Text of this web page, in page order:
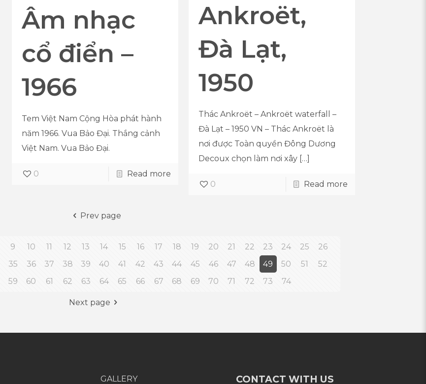
Ankroët,
Đà Lạt,
1950
Thác Ankroët – Ankroët waterfall –
Đà Lạt – 1950 VN – Thác Ankroët là
nơi được Toàn quyền Đông Dương
Decoux chọn làm nơi xây […]
0 Read more
Âm nhạc
cổ điển –
1966
Tem Việt Nam Cộng Hòa phát hành
năm 1966. Vua Bảo Đại. Thắng cảnh
Việt Nam. Vua Bảo Đại.
0 Read more
Prev page
9 10 11 12 13 14 15 16 17 18 19 20 21 22 23 24 25
26
35 36 37 38 39 40 41 42 43 44 45 46 47 48 49 50 51
52
59 60 61 62 63 64 65 66 67 68 69 70 71 72 73 74
Next page
GALLERY CONTACT WITH US